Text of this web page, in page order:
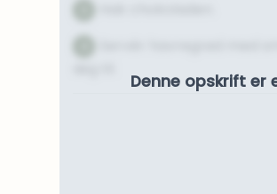
Denne opskrift er